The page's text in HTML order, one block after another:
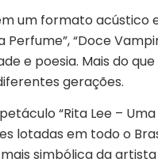
um formato acústico
“Doce
e poesia. Mais do
gerações.
“Rita Lee –
lotadas em todo o
simbólica da